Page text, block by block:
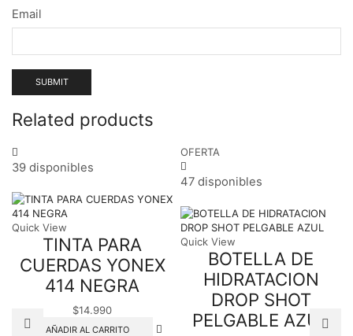
Email
Related products
39 disponibles
Quick View
TINTA PARA
CUERDAS YONEX
414 NEGRA
$14.990
AÑADIR AL CARRITO
OFERTA
47 disponibles
Quick View
BOTELLA DE
HIDRATACION
DROP SHOT
PELGABLE AZUL